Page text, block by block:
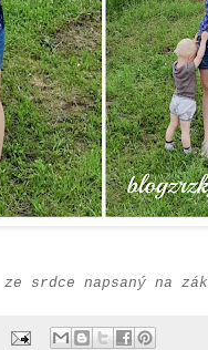
srdce napsaný na